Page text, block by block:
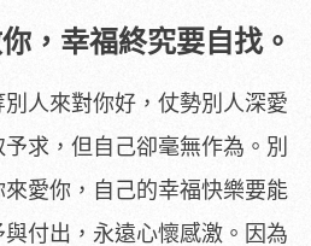
，幸福終究要自找。
人來對你好，仗勢別人深愛
求，但自己卻毫無作為。別
愛你，自己的幸福快樂要能
付出，永遠心懷感激。因為